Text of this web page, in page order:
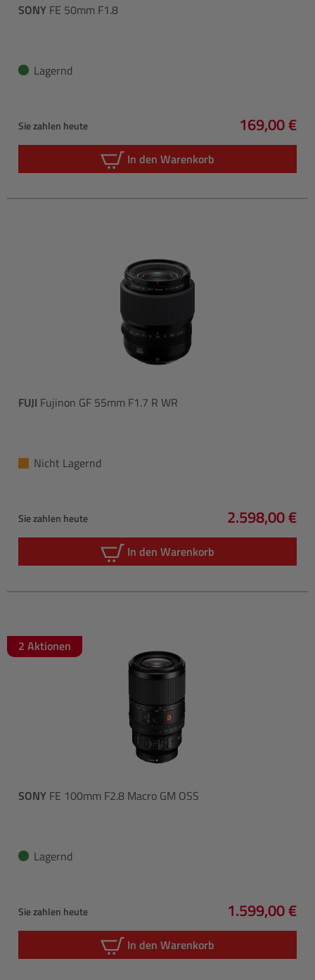
SONY FE 50mm F1.8
Lagernd
Sie zahlen heute
Regulärer
169,00 €
In den Warenkorb
FUJI Fujinon GF 55mm F1.7 R WR
Nicht Lagernd
Sie zahlen heute
Regulärer
2.598,00 €
In den Warenkorb
2 Aktionen
SONY FE 100mm F2.8 Macro GM OSS
Lagernd
Sie zahlen heute
Regulärer
1.599,00 €
In den Warenkorb